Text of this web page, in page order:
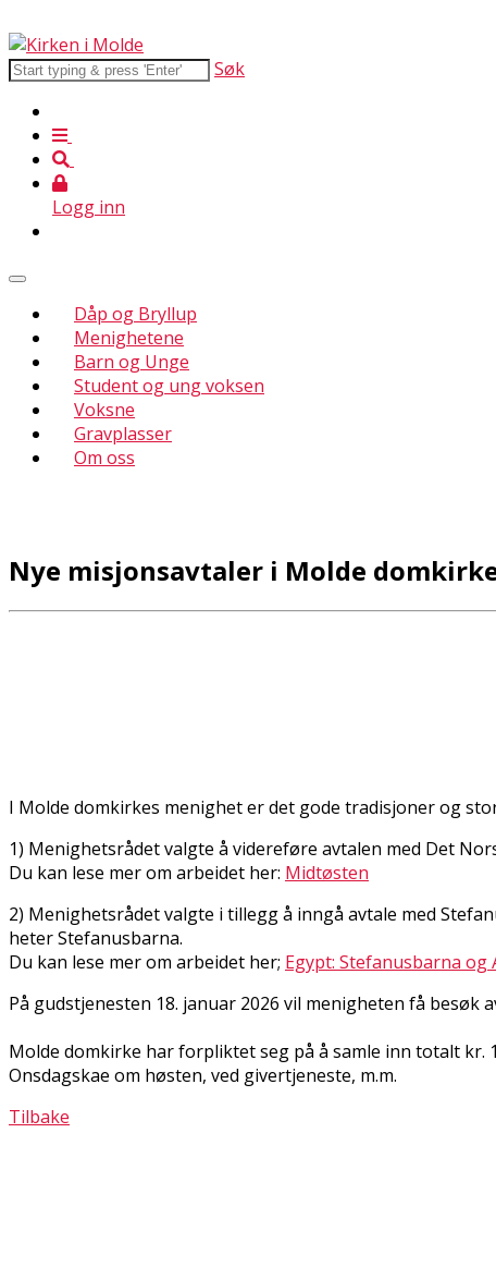
Søk
Logg inn
Dåp og Bryllup
Menighetene
Barn og Unge
Student og ung voksen
Voksne
Gravplasser
Om oss
Nye misjonsavtaler i Molde
I Molde domkirkes menighet er det gode tradisjoner og
1) Menighetsrådet valgte å videreføre avtalen med Det
Du kan lese mer om arbeidet her: Midtøsten
2) Menighetsrådet valgte i tillegg å inngå avtale med
heter Stefanusbarna.
Du kan lese mer om arbeidet her; Egypt: Stefanusbarna
På gudstjenesten 18. januar 2026 vil menigheten få
Molde domkirke har forpliktet seg på å samle inn totalt kr.
Onsdagskaffe om høsten, ved givertjeneste, m.m.
Tilbake